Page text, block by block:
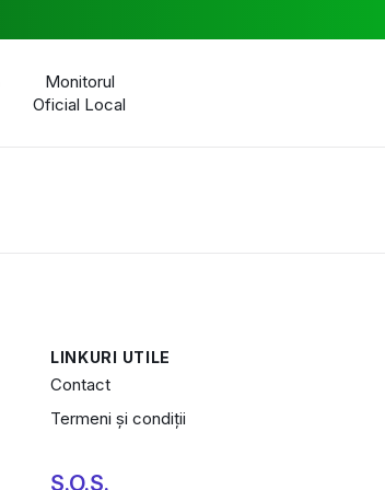
Monitorul
Oficial Local
LINKURI UTILE
Contact
Termeni și condiții
S.O.S.